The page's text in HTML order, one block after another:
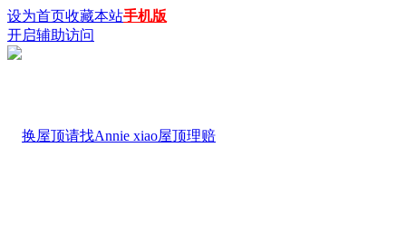
设为首页收藏本站手机版
开启辅助访问